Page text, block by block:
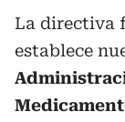
La directiva
establece